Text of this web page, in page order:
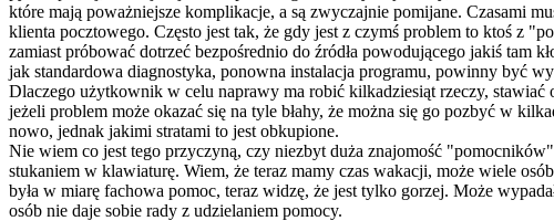
które mają poważniejsze komplikacje, a są zwyczajnie pomijane. Czasami
klienta pocztowego. Często jest tak, że gdy jest z czymś problem to ktoś z
zamiast próbować dotrzeć bezpośrednio do źródła powodującego jakiś tam
jak standardowa diagnostyka, ponowna instalacja programu, powinny być
Dlaczego użytkownik w celu naprawy ma robić kilkadziesiąt rzeczy,
jeżeli problem może okazać się na tyle błahy, że można się go pozbyć w
nowo, jednak jakimi stratami to jest obkupione.
Nie wiem co jest tego przyczyną, czy niezbyt duża znajomość
stukaniem w klawiaturę. Wiem, że teraz mamy czas wakacji, może wiele
była w miarę fachowa pomoc, teraz widzę, że jest tylko gorzej. Może
osób nie daje sobie rady z udzielaniem pomocy.